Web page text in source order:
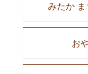
みたか
お